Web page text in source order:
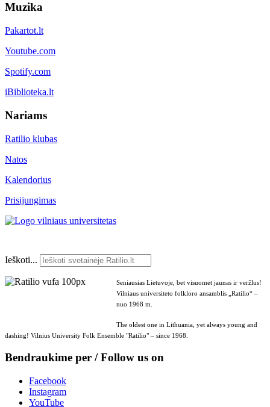
Muzika
Pakartot.lt
Youtube.com
Spotify.com
iBiblioteka.lt
Nariams
Ratilio klubas
Natos
Kalendorius
Prisijungimas
Ieškoti...
Seniausias Lietuvoje, bet visuomet jaunas ir veržlus!
Vilniaus universiteto folkloro ansamblis „Ratilio“ –
nuo 1968 m.
The oldest one in Lithuania, yet always young and
dashing! Vilnius University Folk Ensemble "Ratilio" – since 1968.
Bendraukime per / Follow us on
Facebook
Instagram
YouTube